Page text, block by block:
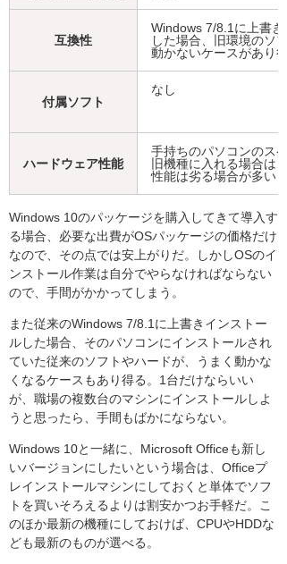
互換性
Windows 7/8.1に上書き
した場合、旧環境のソ
動かないケースがあり得
付属ソフト
なし
ハードウェア性能
手持ちのパソコンのス
旧機種に入れる場合は
性能は劣る場合が多い
Windows 10のパッケージを購入してきて導入す
る場合、必要な出費がOSパッケージの価格だけ
なので、その点では安上がりだ。しかしOSのイ
ンストール作業は自分でやらなければならない
ので、手間がかかってしまう。
また従来のWindows 7/8.1に上書きインストー
ルした場合、そのパソコンにインストールされ
ていた従来のソフトやハードが、うまく動かな
くなるケースもあり得る。1台だけならいい
が、職場の複数台のマシンにインストールしよ
うと思ったら、手間もばかにならない。
Windows 10と一緒に、Microsoft Officeも新し
いバージョンにしたいという場合は、Officeプ
レインストールマシンにしておくと単体でソフ
トを買いそろえるよりは割安かつお手軽だ。こ
のほか最新の機種にしておけば、CPUやHDDな
ども最新のものが選べる。